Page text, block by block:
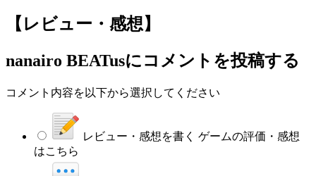
【レビュー・感想】
nanairo BEATusにコメントを投稿する
コメント内容を以下から選択してください
レビュー・感想を書く ゲームの評価・感想
はこちら